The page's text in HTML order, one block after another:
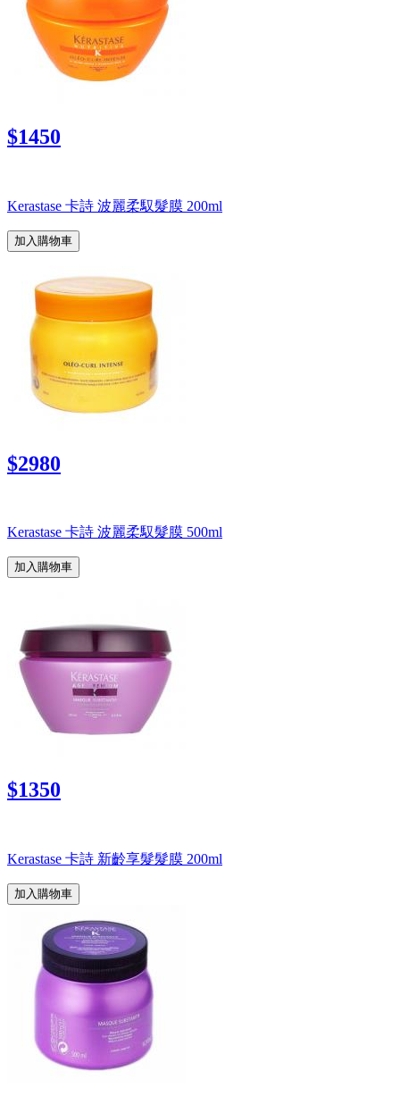
$1450
Kerastase 卡詩 波麗柔馭髮膜 200ml
加入購物車
$2980
Kerastase 卡詩 波麗柔馭髮膜 500ml
加入購物車
$1350
Kerastase 卡詩 新齡享髮髮膜 200ml
加入購物車